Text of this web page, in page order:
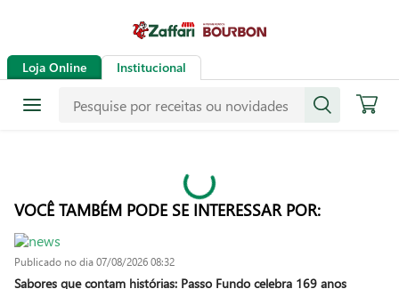
Loja Online Institucional
VOCÊ TAMBÉM PODE SE INTERESSAR POR:
Publicado no dia07/08/2026 08:32
Sabores que contam histórias: Passo Fundo celebra 169 anos